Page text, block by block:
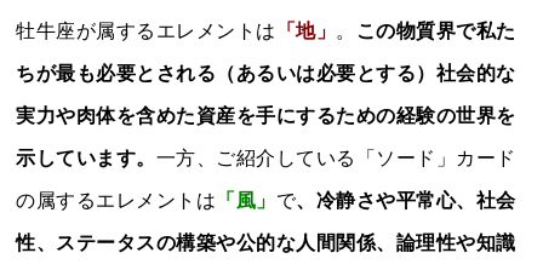
牡牛座が属するエレメントは 「地」 。 この物質界で私た
ちが最も必要とされる（あるいは必要とする）社会的な
実力や肉体を含めた資産を手にするための経験の世界を
示しています。 一方、ご紹介している「ソード」カード
の属するエレメントは 「風」 で、冷静さや平常心、社会
性、ステータスの構築や公的な人間関係、論理性や知識